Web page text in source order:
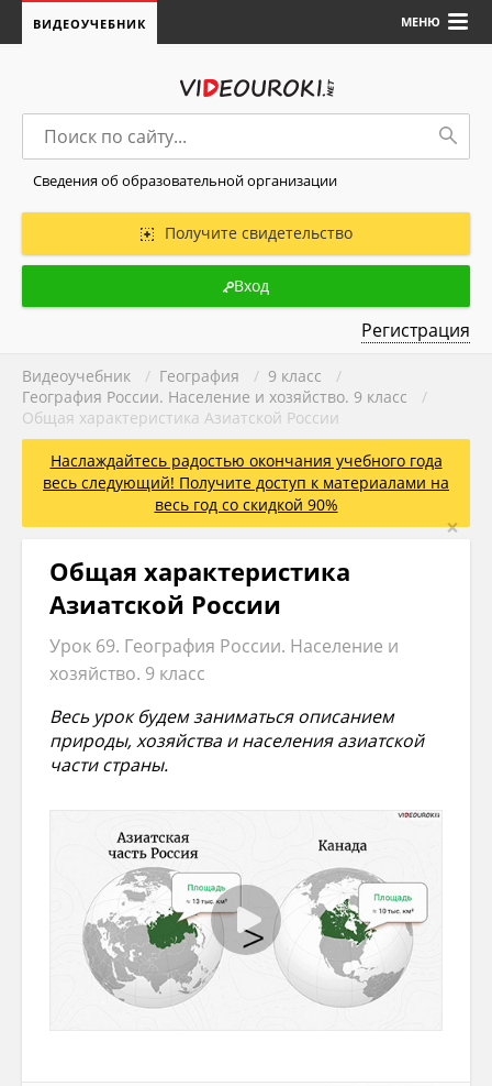
МЕНЮ
ВИДЕОУЧЕБНИК
Сведения об образовательной организации
Получите свидетельство
Вход
Регистрация
Видеоучебник / География / 9 класс
/
География России. Население и хозяйство. 9 класс
/
Общая характеристика Азиатской России
Наслаждайтесь радостью окончания учебного года
весь следующий! Получите доступ к материалами на
весь год со скидкой 90%
×
Общая характеристика
Азиатской России
Урок 69. География России. Население и
хозяйство. 9 класс
Весь урок будем заниматься описанием
природы, хозяйства и населения азиатской
части страны.